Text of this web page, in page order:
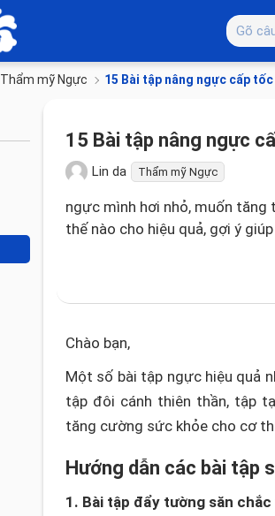
Thẩm mỹ Ngực 15 Bài tập nâng ngực cấp
15 Bài tập nâng ngực
Lin da Thẩm mỹ Ngực
ngực mình hơi nhỏ, muốn
thế nào cho hiệu quả, gợi ý
Chào bạn,
Một số bài tập ngực hiệu quả
tập đôi cánh thiên thần, tập
tăng cường sức khỏe cho cơ
Hướng dẫn các bài tập
1. Bài tập đẩy tường săn chắc